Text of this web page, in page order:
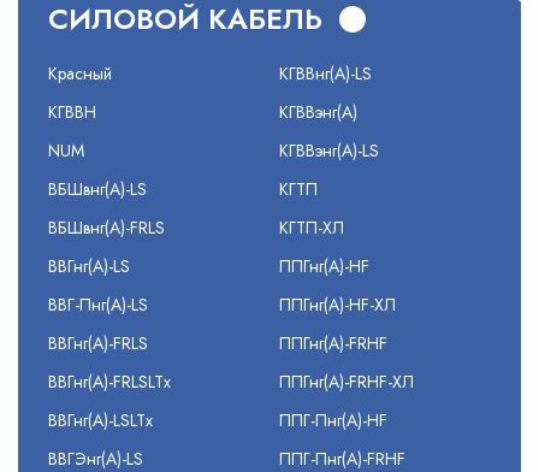
СИЛОВОЙ КАБЕЛЬ
Красный
КГВВН
NUM
ВБШвнг(А)-LS
ВБШвнг(А)-FRLS
ВВГнг(А)-LS
ВВГ-Пнг(А)-LS
ВВГнг(А)-FRLS
ВВГнг(А)-FRLSLTx
ВВГнг(А)-LSLTx
ВВГЭнг(А)-LS
КГВВнг(А)-LS
КГВВэнг(А)
КГВВэнг(А)-LS
КГТП
КГТП-ХЛ
ППГнг(А)-HF
ППГнг(А)-HF-ХЛ
ППГнг(А)-FRHF
ППГнг(А)-FRHF-ХЛ
ППГ-Пнг(А)-HF
ППГ-Пнг(А)-FRHF